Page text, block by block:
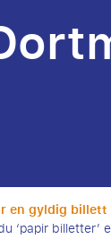
en gyldig billett
‘papir billetter’